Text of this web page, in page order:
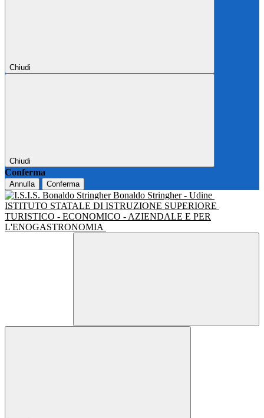
Chiudi
Chiudi
Conferma
Annulla Conferma
Bonaldo Stringher - Udine
ISTITUTO STATALE DI ISTRUZIONE SUPERIORE
TURISTICO - ECONOMICO - AZIENDALE E PER
L'ENOGASTRONOMIA